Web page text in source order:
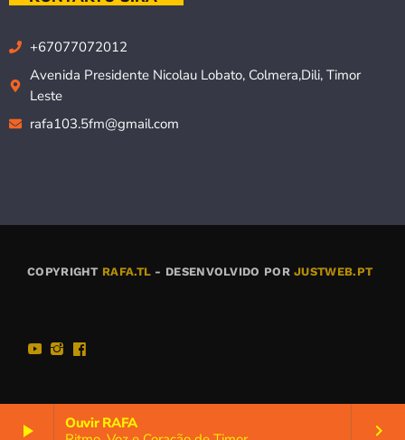
play_arrow
Ouvir RAFA
keyboard_arrow_right
+67077072012
Avenida Presidente Nicolau Lobato, Colmera,Dili, Timor
Leste
rafa103.5fm@gmail.com
COPYRIGHT RAFA.TL - DESENVOLVIDO PORJUSTWEB.PT